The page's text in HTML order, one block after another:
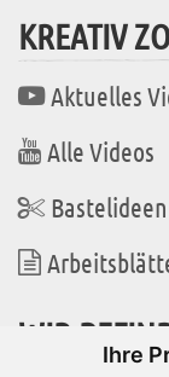
Ihre
KREATIV
Aktuelles
Alle Videos
Bastelideen
WIR